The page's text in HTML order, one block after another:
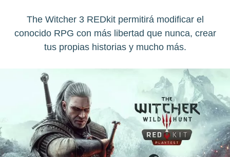
The Witcher 3 REDkit permitirá modificar el
conocido RPG con más libertad que nunca, crear
tus propias historias y mucho más.